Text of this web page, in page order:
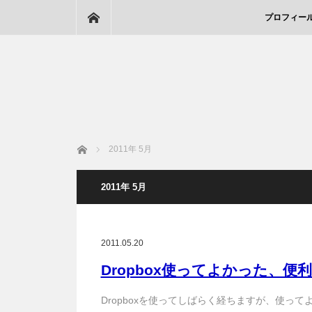
プロフィー
ホーム 2011年 5月
2011年 5月
2011.05.20
Dropbox使ってよかった、便
Dropboxを使ってしばらく経ちますが、使って